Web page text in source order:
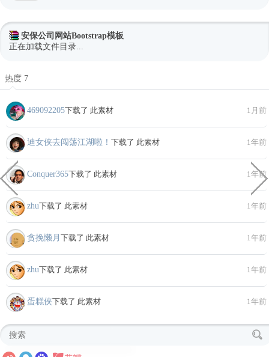
安保公司网站Bootstrap模板
正在加载文件目录...
热度 7
469092205下载了 此素材 1月前
迪女侠去闯荡江湖啦！ 下载了 此素材 1年前
Conquer365下载了 此素材 1年前
zhu下载了 此素材 1年前
贪挽懒月 下载了 此素材 1年前
zhu下载了 此素材 1年前
蛋糕侠下载了 此素材 1年前